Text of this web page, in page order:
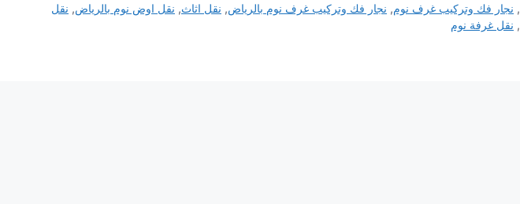
, نجار فك وتركيب غرف نوم, نجار فك وتركيب غرف نوم بالرياض, نقل اثاث, نقل اوض نوم بالرياض, نقل
, نقل غرفة نوم